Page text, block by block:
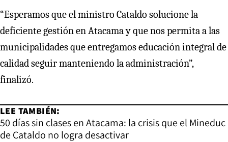
“Esperamos que el ministro Cataldo solucione la
deficiente gestión en Atacama y que nos permita a las
municipalidades que entregamos educación integral de
calidad seguir manteniendo la administración”,
finalizó.
LEE TAMBIÉN:
50 días sin clases en Atacama: la crisis que el Mineduc
de Cataldo no logra desactivar